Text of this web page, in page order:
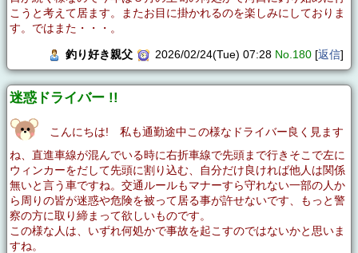
こうと考えて居ます。またお目に掛かれるのを楽しみにしておりま
す。ではまた・・・。
釣り好き親父 2026/02/24(Tue) 07:28 No.180 [返信]
迷惑ドライバー !!
こんにちは! 私も通勤途中この様なドライバー良く見ます
ね、直進車線が混んでいる時に右折車線で先頭まで行きそこで左に
ウィンカーをだして先頭に割り込む、自分だけ良ければ他人は関係
無いと言う車ですね。交通ルールもマナーすら守れない一部の人か
ら周りの皆が迷惑や危険を被って居る事が許せないです、もっと警
察の方に取り締まって欲しいものです。
この様な人は、いずれ何処かで事故を起こすのではないかと思いま
すね。